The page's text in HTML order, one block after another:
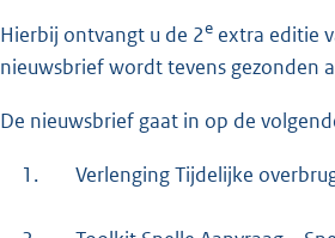
Hierbij ontvangt u de 2e extra editie
nieuwsbrief wordt tevens gezonden
De nieuwsbrief gaat in op de
1. Verlenging Tijdelijke